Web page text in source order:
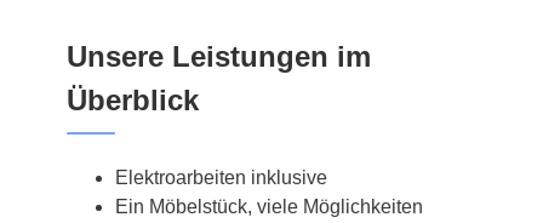
Unsere Leistungen im
Überblick
Elektroarbeiten inklusive
Ein Möbelstück, viele Möglichkeiten